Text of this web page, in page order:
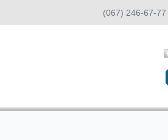
(067) 246-67-